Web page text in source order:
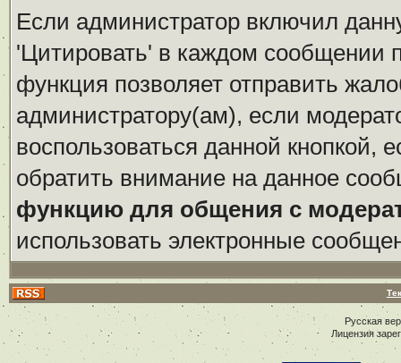
Если администратор включил
'Цитировать' в каждом сообщении
функция позволяет отправить
администратору(ам), если
воспользоваться данной
обратить внимание на данное
функцию для общения с
использовать электронные
Русская
Лицензия